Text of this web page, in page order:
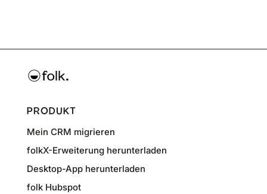
PRODUKT
Mein CRM migrieren
folkX-Erweiterung herunterladen
Desktop-App herunterladen
folk Hubspot